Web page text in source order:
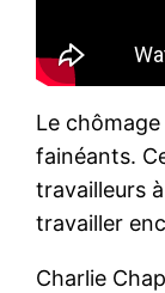
Le chômage
fainéants.
travailleurs
travailler
Charlie